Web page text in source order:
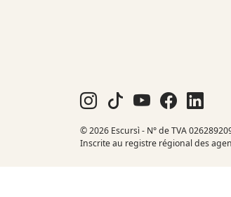
© 2026 Escursì - N° de TVA
Inscrite au registre régional des